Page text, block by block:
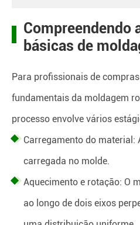
Compreendendo
básicas de
Para profissionais de
fundamentais da moldagem
processo envolve vários
Carregamento do material:
carregada no molde.
Aquecimento e rotação: O
ao longo de dois eixos